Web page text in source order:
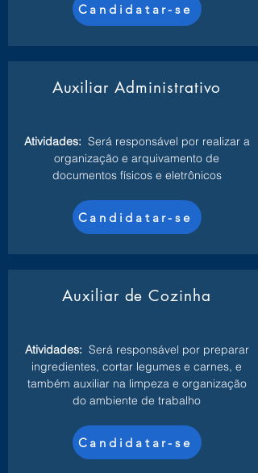
Candidatar-se
Auxiliar Administrativo
Atividades: Será responsável por realizar a
organização e arquivamento de
documentos físicos e eletrônicos
Candidatar-se
Auxiliar de Cozinha
Atividades: Será responsável por preparar
ingredientes, cortar legumes e carnes, e
também auxiliar na limpeza e organização
do ambiente de trabalho
Candidatar-se